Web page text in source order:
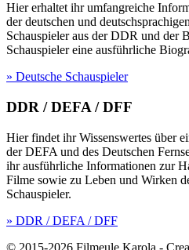
Hier erhaltet ihr umfangreiche
der deutschen und
Schauspieler aus der DDR und der
Schauspieler eine ausführliche
» Deutsche Schauspieler
DDR / DEFA / DFF
Hier findet ihr Wissenswertes über
der DEFA und des Deutschen
ihr ausführliche Informationen zur
Filme sowie zu Leben und Wirken
Schauspieler.
» DDR / DEFA / DFF
© 2015-2026 Filmeule Karola -